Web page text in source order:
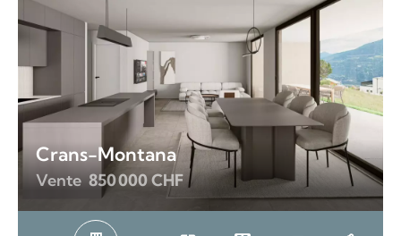
Crans-Montana
Vente 850 000 CHF